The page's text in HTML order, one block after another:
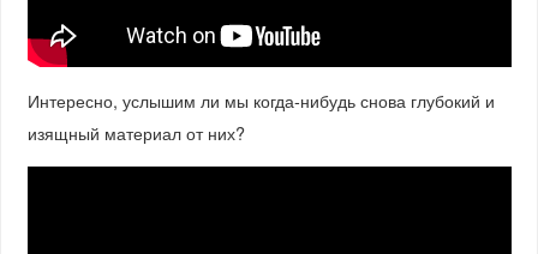
Интересно, услышим ли мы когда-нибудь снова глубокий и
изящный материал от них?